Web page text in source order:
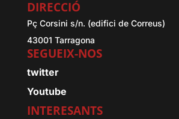
DIRECCIÓ
Pç Corsini s/n. (edifici de Correus)
43001 Tarragona
SEGUEIX-NOS
twitter
Youtube
INTERESANTS